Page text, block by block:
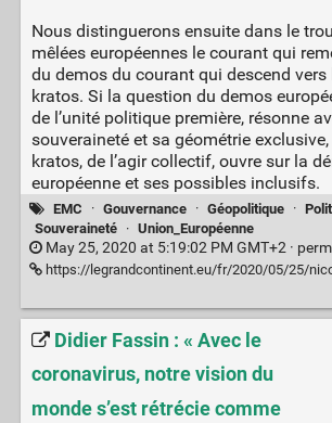
Nous distinguerons ensuite dans le
mêlées européennes le courant qui
du demos du courant qui descend vers
kratos. Si la question du demos
de l’unité politique première, résonne
souveraineté et sa géométrie
kratos, de l’agir collectif, ouvre sur la
européenne et ses possibles inclusifs.
EMC · Gouvernance · Géopolitique ·
Souveraineté
· Union_Européenne
May 25, 2020 at 5:19:02 PM GMT+2 ·
https://legrandcontinent.eu/fr/2020/05/25/nicolas-leron-
Didier Fassin : « Avec le
coronavirus, notre vision du
monde s’est rétrécie comme